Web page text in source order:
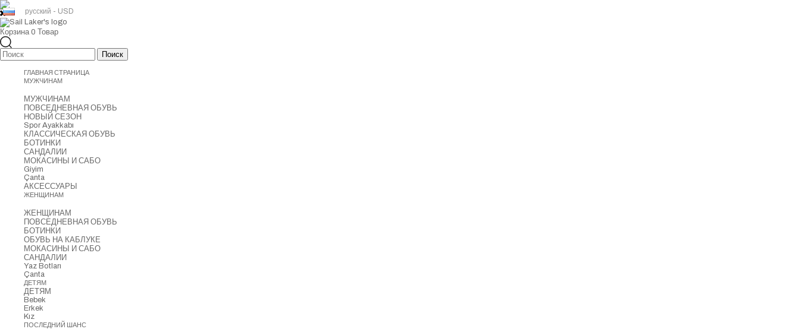
русский - USD
Корзина 0 Товар
ГЛАВНАЯ СТРАНИЦА
МУЖЧИНАМ
МУЖЧИНАМ
ПОВСЕДНЕВНАЯ ОБУВЬ
НОВЫЙ СЕЗОН
Spor Ayakkabı
КЛАССИЧЕСКАЯ ОБУВЬ
БОТИНКИ
САНДАЛИИ
МОКАСИНЫ И САБО
Giyim
Çanta
АКСЕССУАРЫ
ЖЕНЩИНАМ
ЖЕНЩИНАМ
ПОВСЕДНЕВНАЯ ОБУВЬ
БОТИНКИ
ОБУВЬ НА КАБЛУКЕ
МОКАСИНЫ И САБО
САНДАЛИИ
Yaz Botları
Çanta
ДЕТЯМ
ДЕТЯМ
Bebek
Erkek
Kız
ПОСЛЕДНИЙ ШАНС